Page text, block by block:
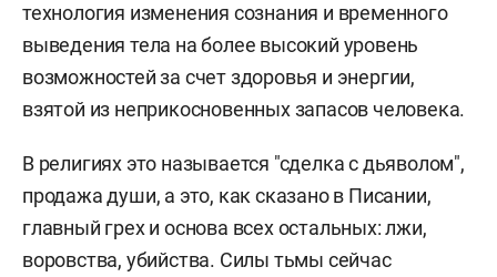
технология изменения сознания и временного
выведения тела на более высокий уровень
возможностей за счет здоровья и энергии,
взятой из неприкосновенных запасов человека.
В религиях это называется "сделка с дьяволом",
продажа души, а это, как сказано в Писании,
главный грех и основа всех остальных: лжи,
воровства, убийства. Силы тьмы сейчас